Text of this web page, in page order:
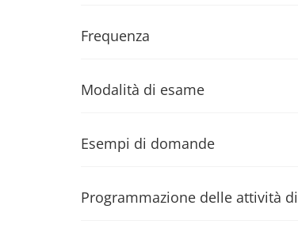
Frequenza
Modalità di esame
Esempi di domande
Programmazione delle attività